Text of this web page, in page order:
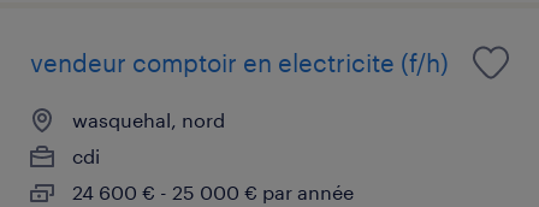
vendeur comptoir en electricite (f/h)
wasquehal, nord
cdi
24 600 € - 25 000 € par année